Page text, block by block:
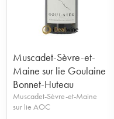
Muscadet-Sèvre-et-
Maine sur lie Goulaine
Bonnet-Huteau
Muscadet-Sèvre-et-Maine
sur lie AOC